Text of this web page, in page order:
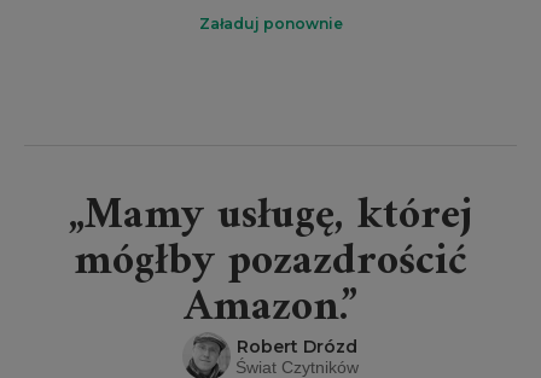
Załaduj ponownie
„Mamy usługę, której
mógłby pozazdrościć
Amazon.”
Robert Drózd
Świat Czytników